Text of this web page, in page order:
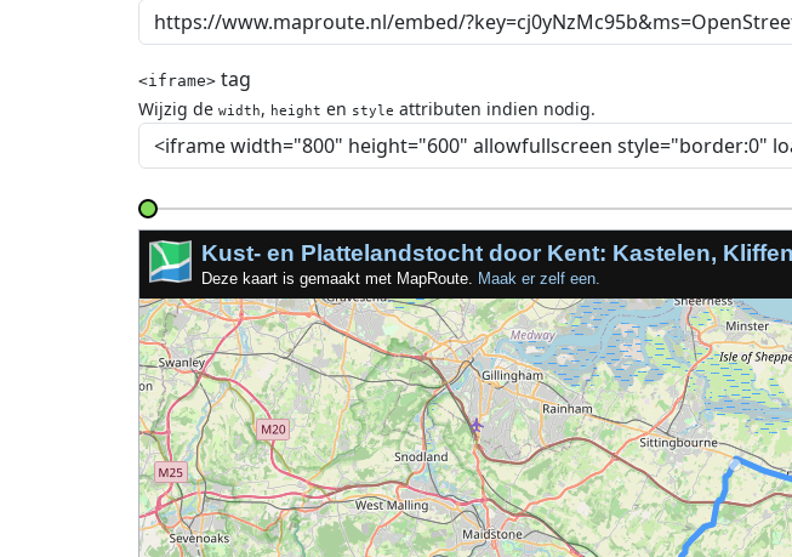
<iframe> tag
Wijzig de width, height en style attributen indien nodig.